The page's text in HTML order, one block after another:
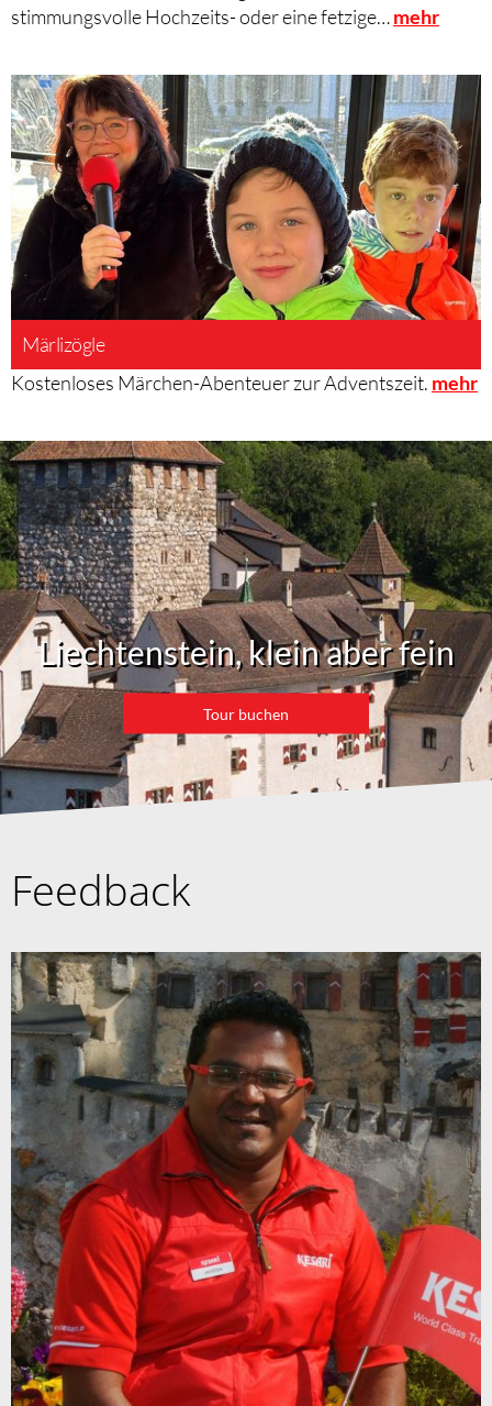
stimmungsvolle Hochzeits- oder eine fetzige…mehr
Märlizögle
Kostenloses Märchen-Abenteuer zur Adventszeit. mehr
Liechtenstein, klein aber fein
Tour buchen
Feedback